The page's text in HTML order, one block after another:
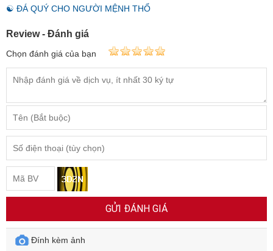
☯ ĐÁ QUÝ CHO NGƯỜI MỆNH THỔ
Review - Đánh giá
Chọn đánh giá của bạn
GỬI ĐÁNH GIÁ
Đính kèm ảnh